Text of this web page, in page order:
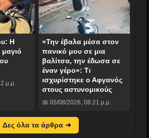
Η
μ.μ.
«Την έβαλα μέσα στον
πανικό μου σε μια
βαλίτσα, την έδωσα σε
έναν γέρο»: Τι
ισχυρίστηκε ο Αφγανός
στους αστυνομικούς
📅 05/08/2026, 08:21 μ.μ.
Δες όλα τα άρθρα ➜